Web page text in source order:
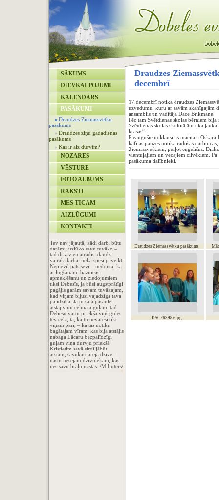
SĀKUMS
DIEVKALPOJUMI
KALENDĀRS
PASĀKUMI
Draudzes Ziemassvētku
pasākums
Draudzes ziņu gadadienas
pasākums
Kas ir aiz durvīm?
NOZARES
VĒSTURE
FOTO ALBUMS
RAKSTI
MĒS TICAM
AIZLŪGUMI
KONTAKTI
Tev nav jājautā, kādi darbi būtu
darāmi; uzlūko savu tuvāko –
tad drīz vien atradīsi daudz
vairāk darba, nekā spēsi paveikt.
Nepievil pats sevi – nedomā, ka
ar lūgšanām, baznīcas
apmeklēšanu un ziedojumiem
tiksi Debesīs, ja būsi augstprātīgi
pagājis garām savam tuvākajam,
kad viņam bijusi vajadzīga tava
palīdzība. Ja tu šajā pasaulē
atstāj viņu ceļmalā guļam, tad
Debesu vārtu priekšā viņš gulēs
tev ceļā, tā, ka tu nevarēsi tikt
viņam pāri, – kā tas notika
bagātajam vīram, kas bija atstājis
nabaga Lācaru bezpalīdzīgi
guļam viņa durvju priekšā.
Kristietim savā sirdī jābūt
ārstam, savukārt ārējā dzīvē –
nastu nesējam dzīvniekam, kas
nes savu brāļu nastas. /M.Luters/
Draudzes
decembrī
17.decembrī notika draudzes
uzvedumu, kuru ar savām skanīgajām
ansamblis un vadītāja Dace Brikmane.
Pēc tam Svētdienas skolas bērniem
Svētdienas skolas skolotājām tika
krāsās”.
Pieaugušie noklausījās mācītāja
kafijas pauzes notika radošās
Ziemassvētkiem, pērļot eņģelīšus.
vientuļajiem un vecajiem cilvēkiem.
pasākuma dalībnieki.
Draudzes Ziemassvētku pasākums
DSCF6398v.jpg